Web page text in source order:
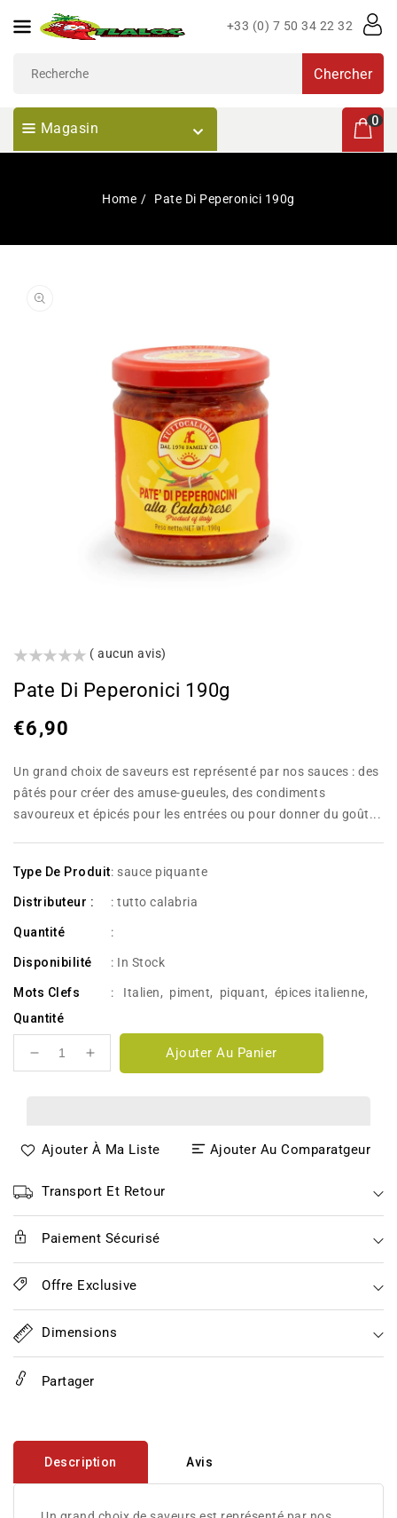
Au
+33 (0) 7 50 34 22 32
Chercher
Magasin 0
0
Home Pate Di Peperonici 190g
()
( aucun avis)
Pate Di Peperonici 190g
Prix
€6,90
Un grand choix de saveurs est représenté par nos sauces : des
pâtés pour créer des amuse-gueules, des condiments
savoureux et épicés pour les entrées ou pour donner du goût...
Type De Produit: sauce piquante
Distributeur : : tutto calabria
Quantité :
Disponibilité : In Stock
Mots Clefs : Italien, piment, piquant, épices italienne,
Quantité
Réduire
Di
190g
Augmenter
Di
190g
Ajouter Au Panier
Ajouter À Ma Liste Ajouter Au Comparatgeur
Transport Et Retour
Paiement Sécurisé
Offre Exclusive
Dimensions
Partager
Description Avis